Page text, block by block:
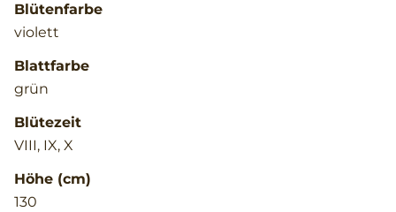
Blütenfarbe
violett
Blattfarbe
grün
Blütezeit
VIII, IX, X
Höhe (cm)
130